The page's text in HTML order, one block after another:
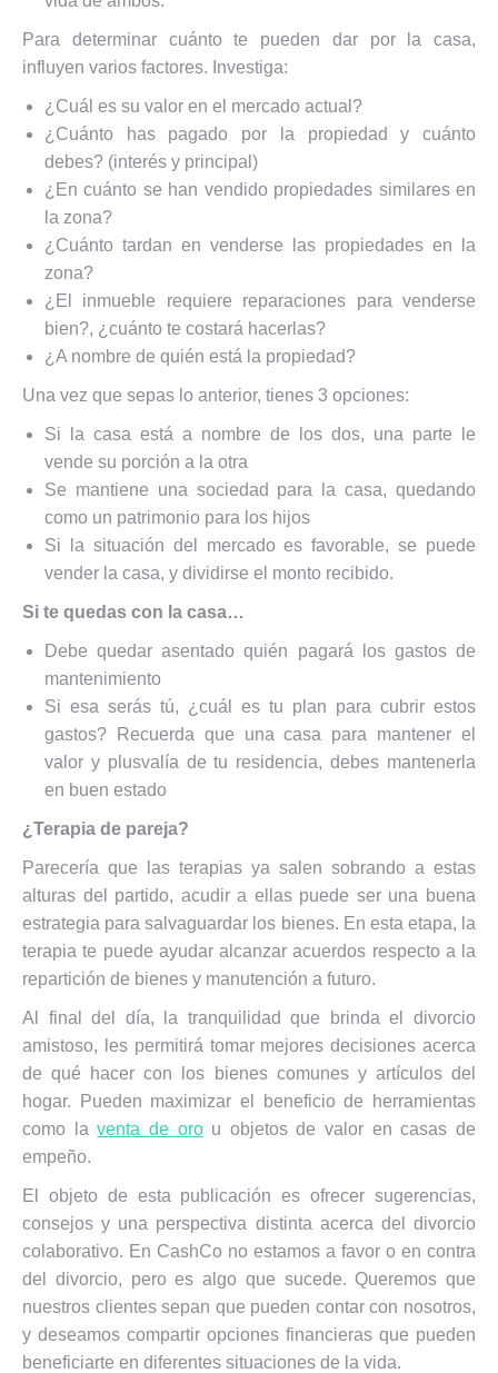
Para determinar cuánto te pueden dar por la casa,
influyen varios factores. Investiga:
¿Cuál es su valor en el mercado actual?
¿Cuánto has pagado por la propiedad y cuánto
debes? (interés y principal)
¿En cuánto se han vendido propiedades similares en
la zona?
¿Cuánto tardan en venderse las propiedades en la
zona?
¿El inmueble requiere reparaciones para venderse
bien?, ¿cuánto te costará hacerlas?
¿A nombre de quién está la propiedad?
Una vez que sepas lo anterior, tienes 3 opciones:
Si la casa está a nombre de los dos, una parte le
vende su porción a la otra
Se mantiene una sociedad para la casa, quedando
como un patrimonio para los hijos
Si la situación del mercado es favorable, se puede
vender la casa, y dividirse el monto recibido.
Si te quedas con la casa…
Debe quedar asentado quién pagará los gastos de
mantenimiento
Si esa serás tú, ¿cuál es tu plan para cubrir estos
gastos? Recuerda que una casa para mantener el
valor y plusvalía de tu residencia, debes mantenerla
en buen estado
¿Terapia de pareja?
Parecería que las terapias ya salen sobrando a estas
alturas del partido, acudir a ellas puede ser una buena
estrategia para salvaguardar los bienes. En esta etapa, la
terapia te puede ayudar alcanzar acuerdos respecto a la
repartición de bienes y manutención a futuro.
Al final del día, la tranquilidad que brinda el divorcio
amistoso, les permitirá tomar mejores decisiones acerca
de qué hacer con los bienes comunes y artículos del
hogar. Pueden maximizar el beneficio de herramientas
como laventa de orou objetos de valor en casas de
empeño.
El objeto de esta publicación es ofrecer sugerencias,
consejos y una perspectiva distinta acerca del divorcio
colaborativo. En CashCo no estamos a favor o en contra
del divorcio, pero es algo que sucede. Queremos que
nuestros clientes sepan que pueden contar con nosotros,
y deseamos compartir opciones financieras que pueden
beneficiarte en diferentes situaciones de la vida.